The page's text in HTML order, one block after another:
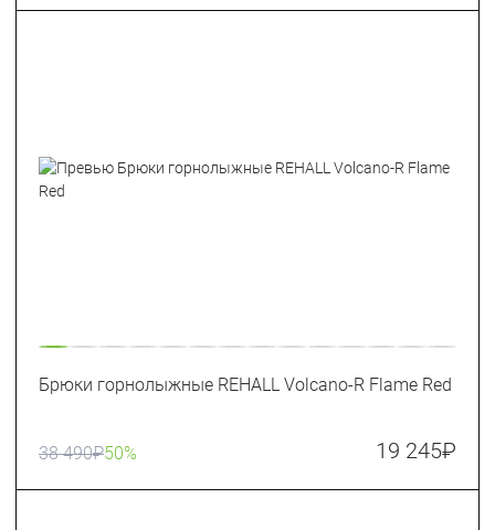
Брюки горнолыжные REHALL Volcano-R Flame Red
38 490₽50% 19 245₽